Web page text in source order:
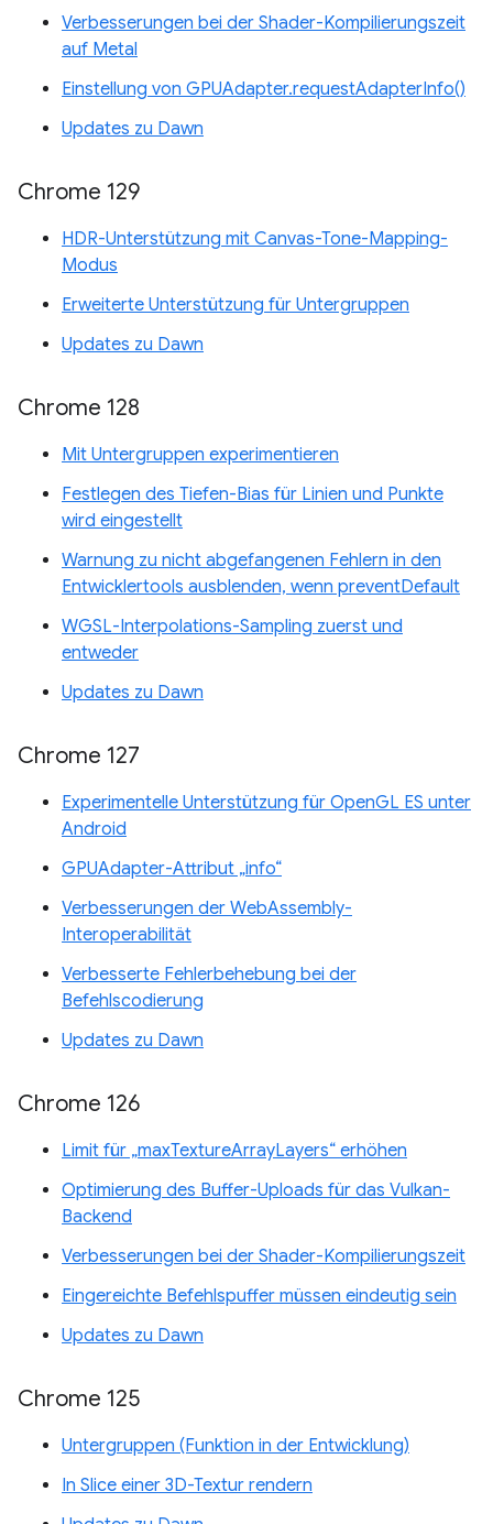
Verbesserungen bei der Shader-Kompilierungszeit
auf Metal
Einstellung von GPUAdapter.requestAdapterInfo()
Updates zu Dawn
Chrome 129
HDR-Unterstützung mit Canvas-Tone-Mapping-
Modus
Erweiterte Unterstützung für Untergruppen
Updates zu Dawn
Chrome 128
Mit Untergruppen experimentieren
Festlegen des Tiefen-Bias für Linien und Punkte
wird eingestellt
Warnung zu nicht abgefangenen Fehlern in den
Entwicklertools ausblenden, wenn preventDefault
WGSL-Interpolations-Sampling zuerst und
entweder
Updates zu Dawn
Chrome 127
Experimentelle Unterstützung für OpenGL ES unter
Android
GPUAdapter-Attribut „info“
Verbesserungen der WebAssembly-
Interoperabilität
Verbesserte Fehlerbehebung bei der
Befehlscodierung
Updates zu Dawn
Chrome 126
Limit für „maxTextureArrayLayers“ erhöhen
Optimierung des Buffer-Uploads für das Vulkan-
Backend
Verbesserungen bei der Shader-Kompilierungszeit
Eingereichte Befehlspuffer müssen eindeutig sein
Updates zu Dawn
Chrome 125
Untergruppen (Funktion in der Entwicklung)
In Slice einer 3D-Textur rendern